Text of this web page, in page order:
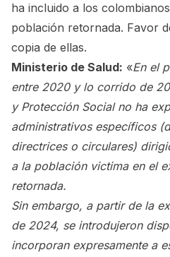
ha incluido a los
población retornada. Favor
copia de ellas.
Ministerio de Salud: «En el
entre 2020 y lo corrido de
y Protección Social no ha
administrativos específicos
directrices o circulares)
a la población victima en el
retornada.
Sin embargo, a partir de la
de 2024, se introdujeron
incorporan expresamente a